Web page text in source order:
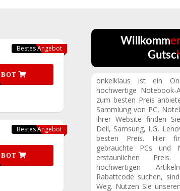
Bestes Angebot
Bestes Angebot
onkelklaus ist ein
hochwertige Notebook-
zum besten Preis
Sammlung von PC,
ihrer Website finden
Dell, Samsung, LG,
besten Preis. Hier
gebrauchte PCs und
erstaunlichen
hochwertigen
Rabattcode suchen,
Weg. Nutzen Sie